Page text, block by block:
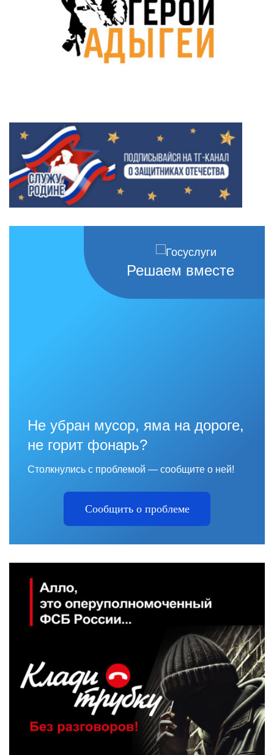
Решаем вместе
Не убран мусор, яма на дороге,
не горит фонарь?
Столкнулись с проблемой — сообщите о ней!
Сообщить о проблеме